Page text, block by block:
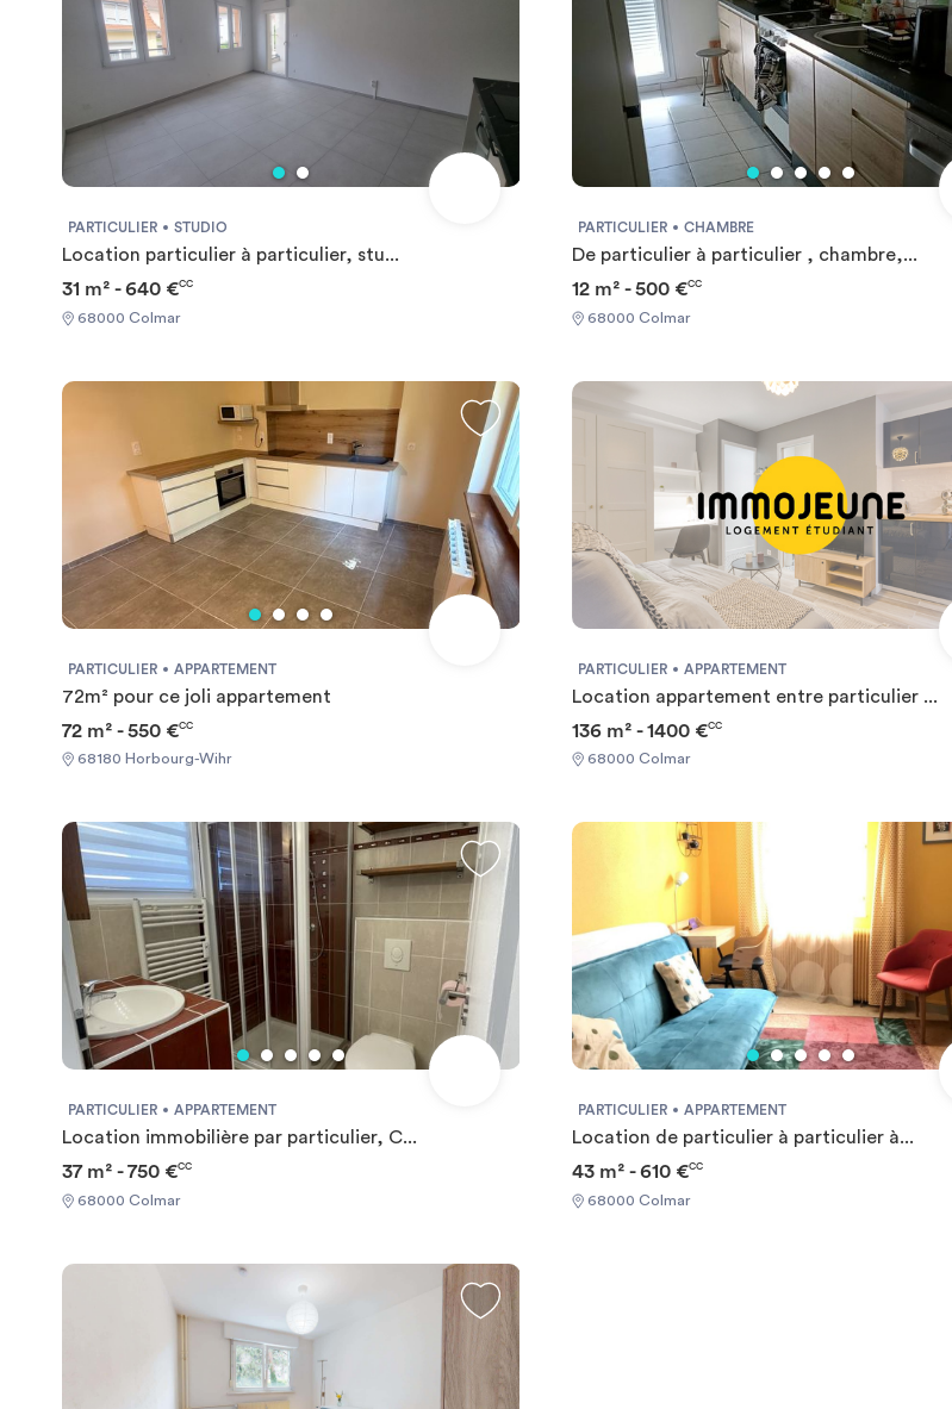
PARTICULIER STUDIO
Location particulier à particulier, stu...
31 m² - 640 €CC
68000 Colmar
PARTICULIER CHAMBRE
De particulier à particulier , chambre,...
12 m² - 500 €CC
68000 Colmar
PARTICULIER APPARTEMENT
72m² pour ce joli appartement
72 m² - 550 €CC
68180 Horbourg-Wihr
PARTICULIER APPARTEMENT
Location appartement entre particulier ...
136 m² - 1400 €CC
68000 Colmar
PARTICULIER APPARTEMENT
Location immobilière par particulier, C...
37 m² - 750 €CC
68000 Colmar
PARTICULIER APPARTEMENT
Location de particulier à particulier à...
43 m² - 610 €CC
68000 Colmar